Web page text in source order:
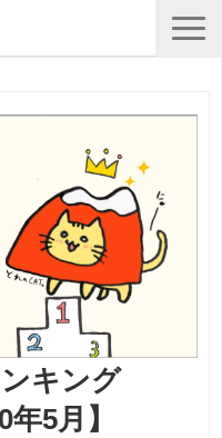
キング
5月】